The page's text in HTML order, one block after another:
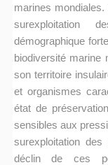
marines mondiales.
surexploitation
démographique
biodiversité marine
son territoire
et organismes
état de
sensibles aux
surexploitation
déclin de ces